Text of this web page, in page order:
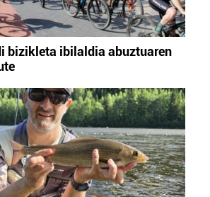
bizikleta ibilaldia abuztuaren